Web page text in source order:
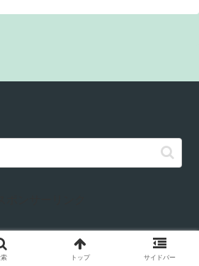
トップ サイドバー